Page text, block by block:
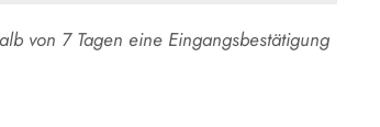
von 7 Tagen eine Eingangsbestätigung